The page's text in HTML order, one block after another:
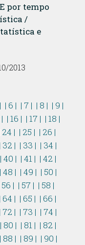
por tempo
/
e
2013
| 6 | | 7 | | 8 | | 9 |
| 16 | | 17 | | 18 |
24 | | 25 | | 26 |
| 32 | | 33 | | 34 |
| 40 | | 41 | | 42 |
| 48 | | 49 | | 50 |
56 | | 57 | | 58 |
| 64 | | 65 | | 66 |
| 72 | | 73 | | 74 |
| 80 | | 81 | | 82 |
| 88 | | 89 | | 90 |